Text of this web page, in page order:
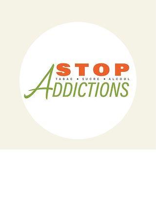
Un accompagnement naturopathique